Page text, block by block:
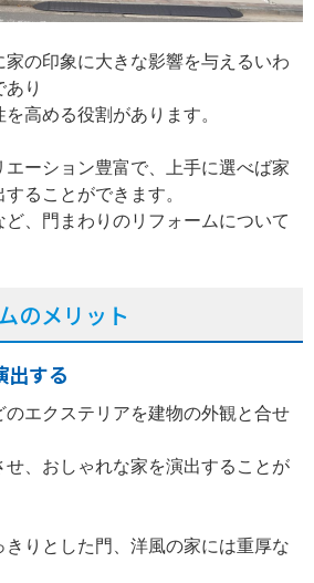
家の印象に大きな影響を与えるいわ
り
高める役割があります。
ーション豊富で、上手に選べば家
ることができます。
ど、門まわりのリフォームについて
のメリット
出する
のエクステリアを建物の外観と合せ
、おしゃれな家を演出することが
りとした門、洋風の家には重厚な